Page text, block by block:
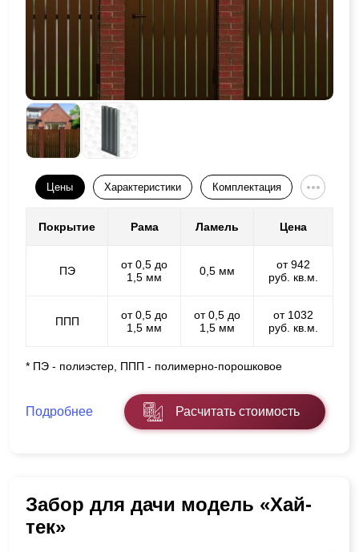
Цены Характеристики Комплектация
Покрытие Рама Ламель Цена
ПЭ
от 0,5 до
1,5 мм
0,5 мм
от 942
руб. кв.м.
ППП
от 0,5 до
1,5 мм
от 0,5 до
1,5 мм
от 1032
руб. кв.м.
* ПЭ - полиэстер, ППП - полимерно-порошковое
Подробнее Расчитать стоимость
Забор для дачи модель «Хай-
тек»